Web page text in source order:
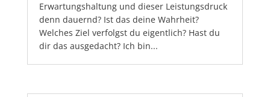
Erwartungshaltung und dieser Leistungsdruck
denn dauernd? Ist das deine Wahrheit?
Welches Ziel verfolgst du eigentlich? Hast du
dir das ausgedacht? Ich bin...